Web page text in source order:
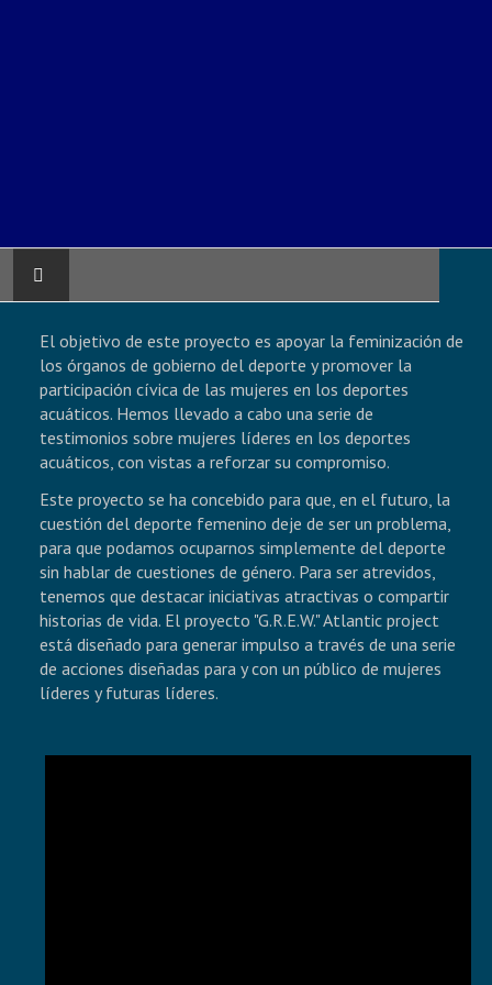
ATLANTIC GAMES
COMITÊ ATLÂNTICO DE DESPORTOS
NÁUTICOS
NOSSAS INICIATIVAS
CONTACT
El objetivo de este proyecto es apoyar la feminización de
los órganos de gobierno del deporte y promover la
participación cívica de las mujeres en los deportes
acuáticos. Hemos llevado a cabo una serie de
testimonios sobre mujeres líderes en los deportes
acuáticos, con vistas a reforzar su compromiso.
Este proyecto se ha concebido para que, en el futuro, la
cuestión del deporte femenino deje de ser un problema,
para que podamos ocuparnos simplemente del deporte
sin hablar de cuestiones de género. Para ser atrevidos,
tenemos que destacar iniciativas atractivas o compartir
historias de vida. El proyecto "G.R.E.W." Atlantic project
está diseñado para generar impulso a través de una serie
de acciones diseñadas para y con un público de mujeres
líderes y futuras líderes.